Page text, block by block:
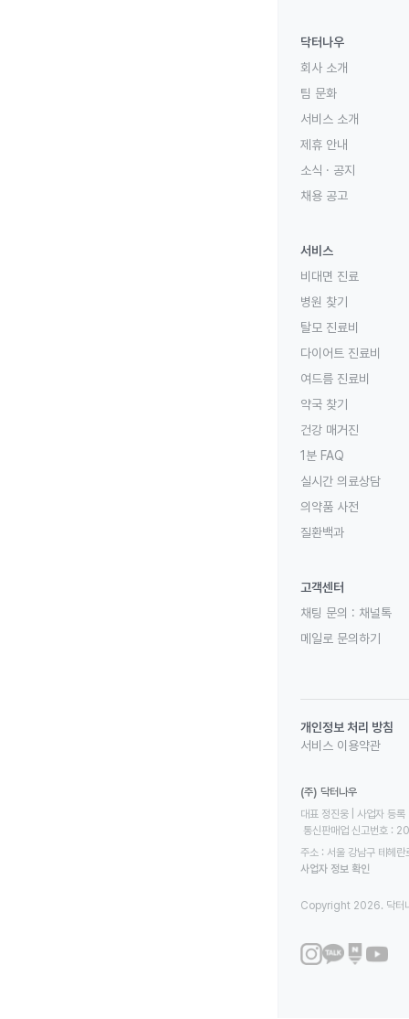
닥터나우
회사 소개
팀 문화
서비스 소개
제휴 안내
소식 · 공지
채용 공고
서비스
비대면 진료
병원 찾기
탈모 진료비
다이어트 진료비
여드름 진료비
약국 찾기
건강 매거진
1분 FAQ
실시간 의료상담
의약품 사전
질환백과
고객센터
채팅 문의 : 채널톡
메일로 문의하기
개인정보 처리 방침
서비스 이용약관
(주) 닥터나우
대표 정진웅 | 사업자
통신판매업 신고번호
주소 : 서울 강남구 테헤
사업자 정보 확인
Copyright 2026. 닥터